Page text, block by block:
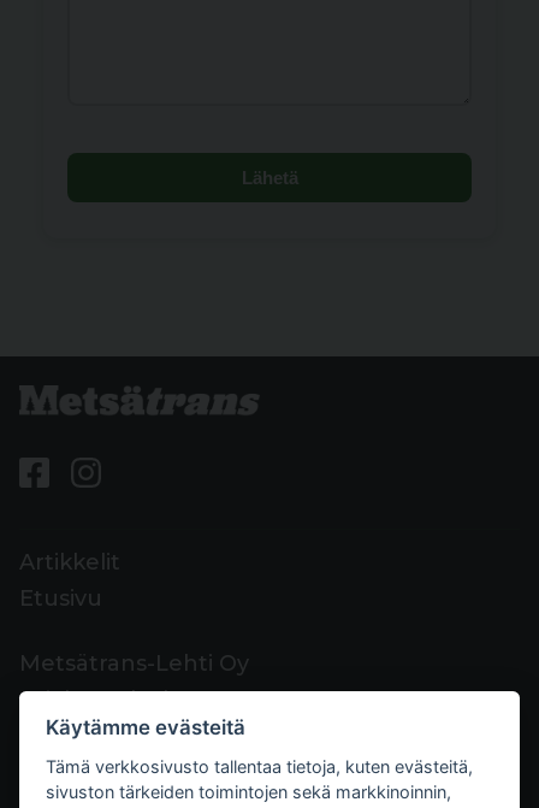
Lähetä
Artikkelit
Etusivu
Metsätrans-Lehti Oy
Asiakaspalvelu
Yhteystiedot
Palaute
Käytämme evästeitä
Tämä verkkosivusto tallentaa tietoja, kuten evästeitä,
sivuston tärkeiden toimintojen sekä markkinoinnin,